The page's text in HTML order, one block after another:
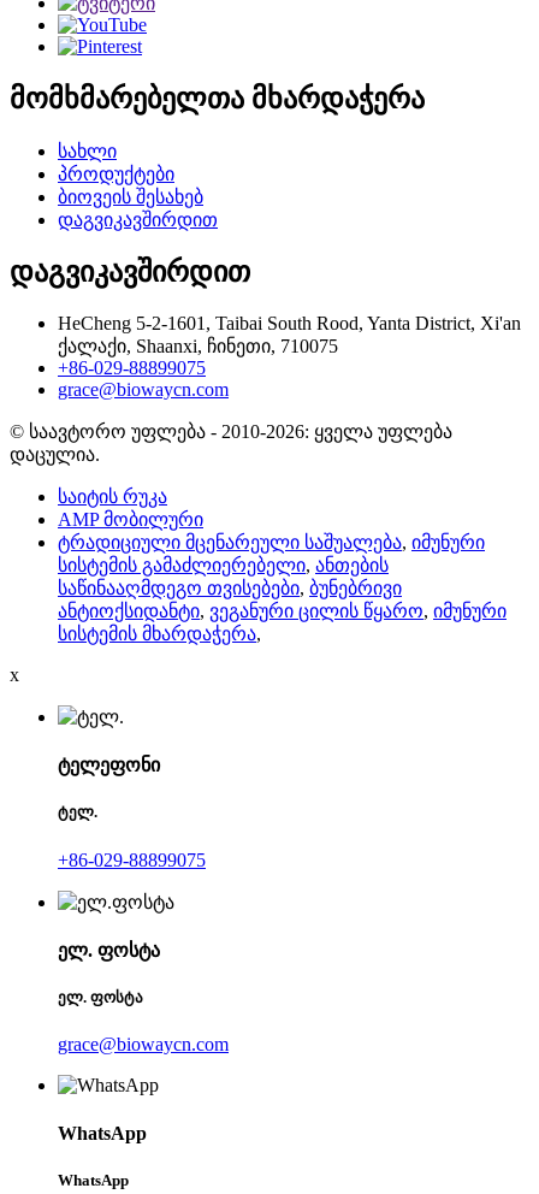
მომხმარებელთა მხარდაჭერა
სახლი
პროდუქტები
ბიოვეის შესახებ
დაგვიკავშირდით
დაგვიკავშირდით
HeCheng 5-2-1601, Taibai South Rood, Yanta District, Xi'an
ქალაქი, Shaanxi, ჩინეთი, 710075
+86-029-88899075
grace@biowaycn.com
© საავტორო უფლება - 2010-2026: ყველა უფლება
დაცულია.
საიტის რუკა
AMP მობილური
ტრადიციული მცენარეული საშუალება, იმუნური
სისტემის გამაძლიერებელი, ანთების
საწინააღმდეგო თვისებები, ბუნებრივი
ანტიოქსიდანტი, ვეგანური ცილის წყარო, იმუნური
სისტემის მხარდაჭერა,
x
ტელეფონი
ტელ.
+86-029-88899075
ელ. ფოსტა
ელ. ფოსტა
grace@biowaycn.com
WhatsApp
WhatsApp